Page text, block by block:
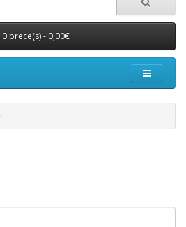
0 prece(s) - 0,00€